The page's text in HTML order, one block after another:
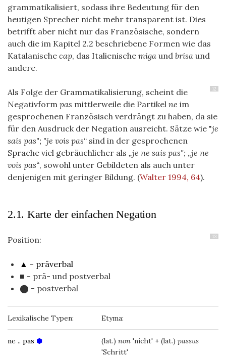
grammatikalisiert, sodass ihre Bedeutung für den
heutigen Sprecher nicht mehr transparent ist. Dies
betrifft aber nicht nur das Französische, sondern
auch die im Kapitel 2.2 beschriebene Formen wie das
Katalanische cap, das Italienische miga und brisa und
andere.
12
Als Folge der Grammatikalisierung, scheint die
Negativform pas mittlerweile die Partikel ne im
gesprochenen Französisch verdrängt zu haben, da sie
für den Ausdruck der Negation ausreicht. Sätze wie "je
sais pas"; "je vois pas“ sind in der gesprochenen
Sprache viel gebräuchlicher als „je ne sais pas"; „je ne
vois pas“, sowohl unter Gebildeten als auch unter
denjenigen mit geringer Bildung. (Walter 1994, 64).
2.1. Karte der einfachen Negation
13
Position:
▲ - präverbal
■ - prä- und postverbal
⬤ - postverbal
Lexikalische Typen: Etyma:
ne .. pas ⬢ (lat.) non 'nicht' + (lat.) passus
'Schritt'